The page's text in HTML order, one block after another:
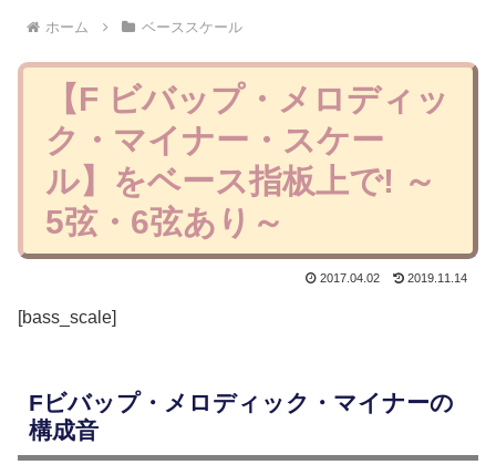
ホーム ベーススケール
【F ビバップ・メロディッ
ク・マイナー・スケー
ル】をベース指板上で! ～
5弦・6弦あり～
2017.04.02 2019.11.14
[bass_scale]
Fビバップ・メロディック・マイナーの
構成音